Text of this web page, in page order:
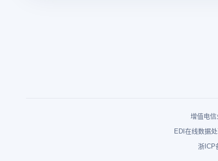
增值电
EDI在线数据
浙ICP